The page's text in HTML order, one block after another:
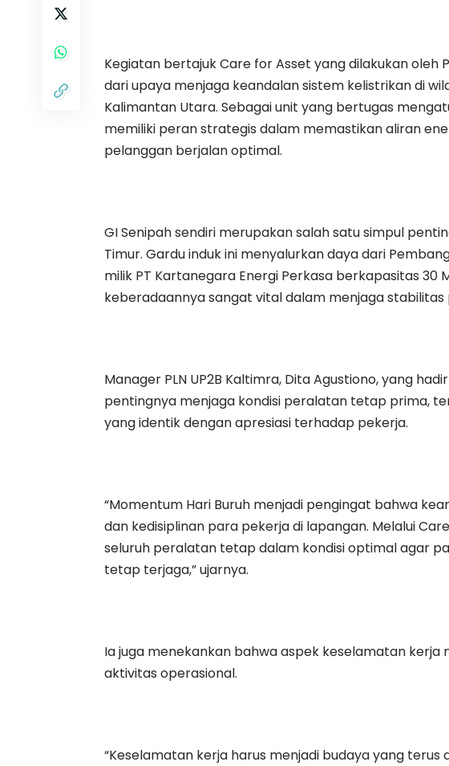
Kegiatan bertajuk Care for Asset yang dilakukan oleh
dari upaya menjaga keandalan sistem kelistrikan di
Kalimantan Utara. Sebagai unit yang bertugas
memiliki peran strategis dalam memastikan aliran
pelanggan berjalan optimal.
GI Senipah sendiri merupakan salah satu simpul
Timur. Gardu induk ini menyalurkan daya dari
milik PT Kartanegara Energi Perkasa berkapasitas 30
keberadaannya sangat vital dalam menjaga stabilitas
Manager PLN UP2B Kaltimra, Dita Agustiono, yang
pentingnya menjaga kondisi peralatan tetap prima,
yang identik dengan apresiasi terhadap pekerja.
“Momentum Hari Buruh menjadi pengingat bahwa
dan kedisiplinan para pekerja di lapangan. Melalui
seluruh peralatan tetap dalam kondisi optimal agar
tetap terjaga,” ujarnya.
Ia juga menekankan bahwa aspek keselamatan
aktivitas operasional.
“Keselamatan kerja harus menjadi budaya yang terus